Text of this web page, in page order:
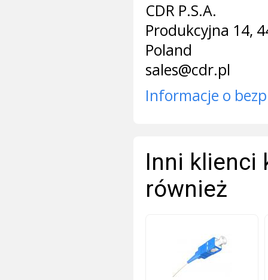
CDR P.S.A.
Produkcyjna 14,
Poland
sales@cdr.pl
Informacje o
Inni klienci
również